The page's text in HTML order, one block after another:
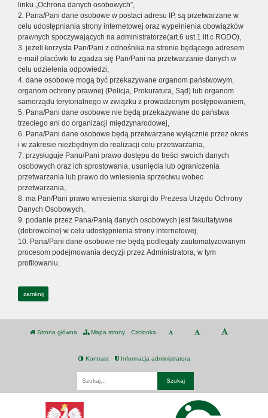
linku „Ochrona danych osobowych”,
2. Pana/Pani dane osobowe w postaci adresu IP, są przetwarzane w
celu udostępniania strony internetowej oraz wypełnienia obowiązków
prawnych spoczywających na administratorze(art.6 ust.1 lit.c RODO),
3. jeżeli korzysta Pan/Pani z odnośnika na stronie będącego adresem
e-mail placówki to zgadza się Pan/Pani na przetwarzanie danych w
celu udzielenia odpowiedzi,
4. dane osobowe mogą być przekazywane organom państwowym,
organom ochrony prawnej (Policja, Prokuratura, Sąd) lub organom
samorządu terytorialnego w związku z prowadzonym postępowaniem,
5. Pana/Pani dane osobowe nie będą przekazywane do państwa
trzeciego ani do organizacji międzynarodowej,
6. Pana/Pani dane osobowe będą przetwarzane wyłącznie przez okres
i w zakresie niezbędnym do realizacji celu przetwarzania,
7. przysługuje Panu/Pani prawo dostępu do treści swoich danych
osobowych oraz ich sprostowania, usunięcia lub ograniczenia
przetwarzania lub prawo do wniesienia sprzeciwu wobec
przetwarzania,
8. ma Pan/Pani prawo wniesienia skargi do Prezesa Urzędu Ochrony
Danych Osobowych,
9. podanie przez Pana/Panią danych osobowych jest fakultatywne
(dobrowolne) w celu udostępnienia strony internetowej,
10. Pana/Pani dane osobowe nie będą podlegały zautomatyzowanym
procesom podejmowania decyzji przez Administratora, w tym
profilowaniu.
zamknij
Strona główna Mapa strony Czcionka
Kontrast Informacja administratora